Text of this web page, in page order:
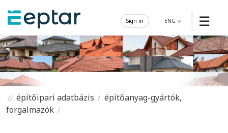
☰
ENG
Sign in
építőipari adatbázis
építőanyag-gyártók,
forgalmazók